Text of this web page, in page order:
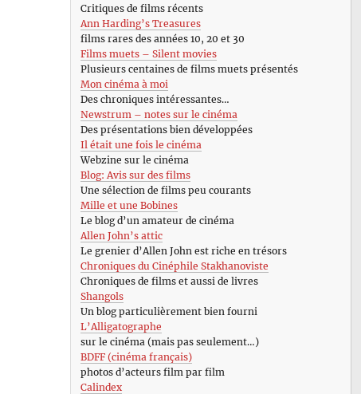
Critiques de films récents
Ann Harding’s Treasures
films rares des années 10, 20 et 30
Films muets – Silent movies
Plusieurs centaines de films muets présentés
Mon cinéma à moi
Des chroniques intéressantes…
Newstrum – notes sur le cinéma
Des présentations bien développées
Il était une fois le cinéma
Webzine sur le cinéma
Blog: Avis sur des films
Une sélection de films peu courants
Mille et une Bobines
Le blog d’un amateur de cinéma
Allen John’s attic
Le grenier d’Allen John est riche en trésors
Chroniques du Cinéphile Stakhanoviste
Chroniques de films et aussi de livres
Shangols
Un blog particulièrement bien fourni
L’Alligatographe
sur le cinéma (mais pas seulement…)
BDFF (cinéma français)
photos d’acteurs film par film
Calindex